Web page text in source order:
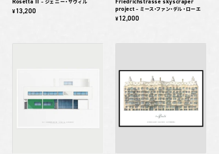
– ジェニー・サヴィル
¥13,200
project – ミース・ファン・デル・ローエ
¥12,000